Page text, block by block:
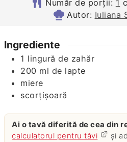
Număr de porții: 1
Autor: Iuliana
Ingrediente
1 lingură de zahăr
200 ml de lapte
miere
scorţişoară
Ai o tavă diferită de cea din
calculatorul pentru tăvi
și